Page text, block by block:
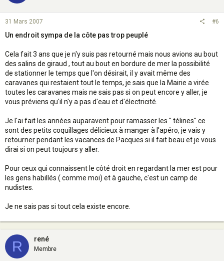
31 Mars 2007 #6
Un endroit sympa de la côte pas trop peuplé
Cela fait 3 ans que je n'y suis pas retourné mais nous avions au bout
des salins de giraud , tout au bout en bordure de mer la possibilité
de stationner le temps que l'on désirait, il y avait même des
caravanes qui restaient tout le temps, je sais que la Mairie a virée
toutes les caravanes mais ne sais pas si on peut encore y aller, je
vous préviens qu'il n'y a pas d'eau et d'électricité.
Je l'ai fait les années auparavent pour ramasser les " télines" ce
sont des petits coquillages délicieux à manger à l'apéro, je vais y
retourner pendant les vacances de Pacques si il fait beau et je vous
dirai si on peut toujours y aller.
Pour ceux qui connaissent le côté droit en regardant la mer est pour
les gens habillés ( comme moi) et à gauche, c'est un camp de
nudistes.
Je ne sais pas si tout cela existe encore.
R rené
Membre